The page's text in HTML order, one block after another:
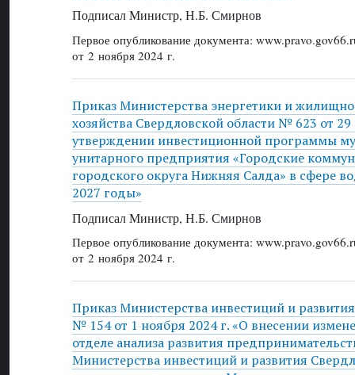
Подписал Министр, Н.Б. Смирнов
Первое опубликование документа:
от 2 ноября 2024 г.
Приказ Министерства энергетики и
хозяйства Свердловской области № 623 от
утверждении инвестиционной программы
унитарного предприятия «Городские
городского округа Нижняя Салда» в сфере
2027 годы»
Подписал Министр, Н.Б. Смирнов
Первое опубликование документа:
от 2 ноября 2024 г.
Приказ Министерства инвестиций и
№ 154 от 1 ноября 2024 г. «О внесении
отделе анализа развития
Министерства инвестиций и развития